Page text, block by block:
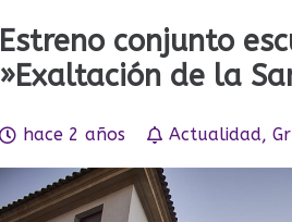
Estreno conjunto
»Exaltación de la
hace 2 años Actualidad,